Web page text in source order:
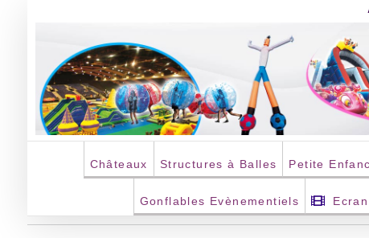
Châteaux Structures à Balles Petite
Gonflables Evènementiels